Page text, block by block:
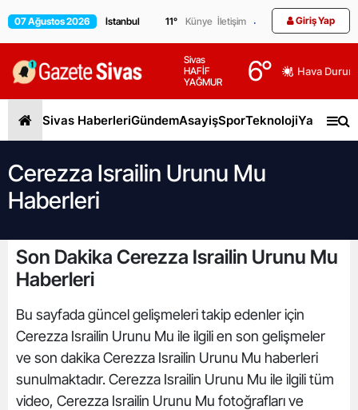
07 Ağustos 2026 11° Künye İletişim Giriş Yap
Sivas
HAFİF
YAĞMUR
6° Hava
Sivas HaberleriGündemAsayişSporTeknolojiYaşam
Cerezza Israilin Urunu Mu
Haberleri
Son Dakika Cerezza Israilin Urunu Mu
Haberleri
Bu sayfada güncel gelişmeleri takip edenler için
Cerezza Israilin Urunu Mu ile ilgili en son gelişmeler
ve son dakika Cerezza Israilin Urunu Mu haberleri
sunulmaktadır. Cerezza Israilin Urunu Mu ile ilgili tüm
video, Cerezza Israilin Urunu Mu fotoğrafları ve